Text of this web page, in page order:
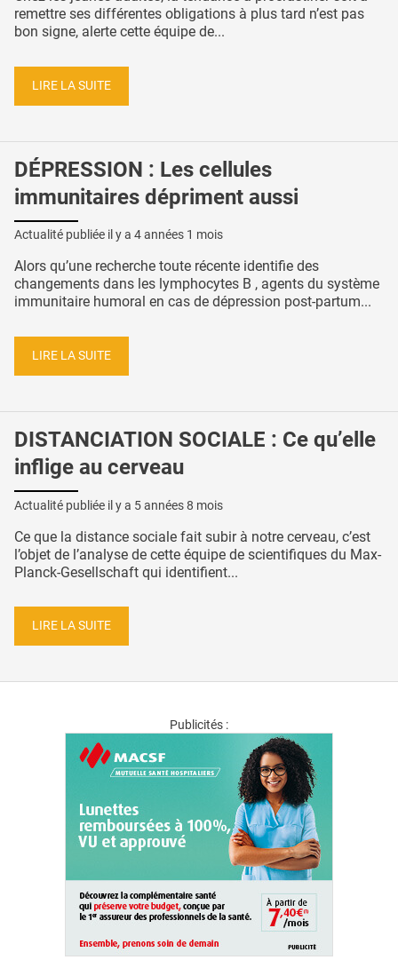
remettre ses différentes obligations à plus tard n’est pas
bon signe, alerte cette équipe de...
LIRE LA SUITE
DÉPRESSION : Les cellules
immunitaires dépriment aussi
Actualité publiée il y a 4 années 1 mois
Alors qu’une recherche toute récente identifie des
changements dans les lymphocytes B , agents du système
immunitaire humoral en cas de dépression post-partum...
LIRE LA SUITE
DISTANCIATION SOCIALE : Ce qu’elle
inflige au cerveau
Actualité publiée il y a 5 années 8 mois
Ce que la distance sociale fait subir à notre cerveau, c’est
l’objet de l’analyse de cette équipe de scientifiques du Max-
Planck-Gesellschaft qui identifient...
LIRE LA SUITE
Publicités :